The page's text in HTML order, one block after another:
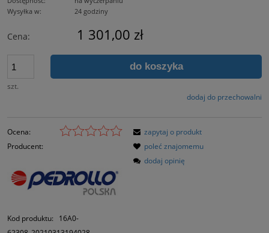
Wysyłka w:
24 godziny
Cena: 1 301,00 zł
szt.
do koszyka
dodaj do przechowalni
Ocena:
Producent:
Kod produktu:
16A0-
zapytaj o produkt
poleć znajomemu
dodaj opinię